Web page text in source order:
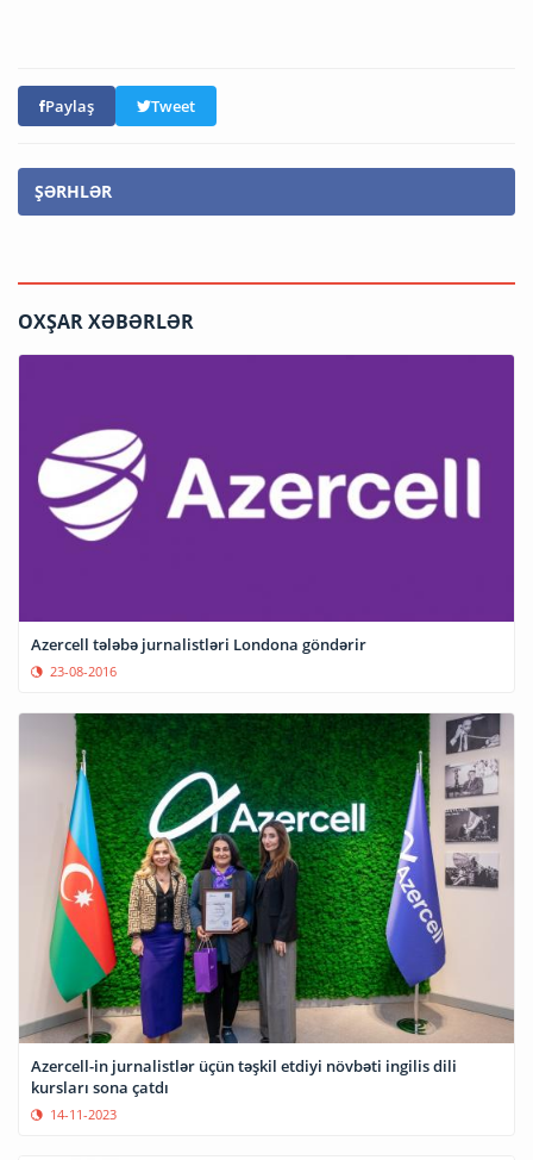
Paylaş Tweet
ŞƏRHLƏR
OXŞAR XƏBƏRLƏR
Azercell tələbə jurnalistləri Londona göndərir
23-08-2016
Azercell-in jurnalistlər üçün təşkil etdiyi növbəti ingilis dili
kursları sona çatdı
14-11-2023